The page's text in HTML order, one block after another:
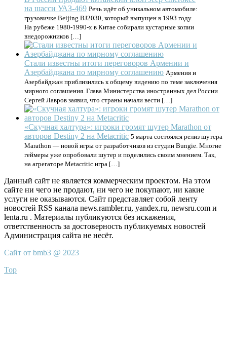
на шасси УАЗ-469 Речь идёт об уникальном автомобиле:
грузовичке Beijing BJ2030, который выпущен в 1993 году.
На рубеже 1980-1990-х в Китае собирали кустарные копии
внедорожников […]
Стали известны итоги переговоров Армении и
Азербайджана по мирному соглашению Армения и
Азербайджан приблизились к общему видению по теме заключения
мирного соглашения. Глава Министерства иностранных дел России
Сергей Лавров заявил, что страны начали вести […]
«Скучная халтура»: игроки громят шутер Marathon от
авторов Destiny 2 на Metacritic 5 марта состоялся релиз шутера
Marathon — новой игры от разработчиков из студии Bungie. Многие
геймеры уже опробовали шутер и поделились своим мнением. Так,
на агрегаторе Metacritic игра […]
Данный сайт не является коммерческим проектом. На этом
сайте ни чего не продают, ни чего не покупают, ни какие
услуги не оказываются. Сайт представляет собой ленту
новостей RSS канала news.rambler.ru, yandex.ru, newsru.com и
lenta.ru . Материалы публикуются без искажения,
ответственность за достоверность публикуемых новостей
Администрация сайта не несёт.
Сайт от bmb3 @ 2023
Top